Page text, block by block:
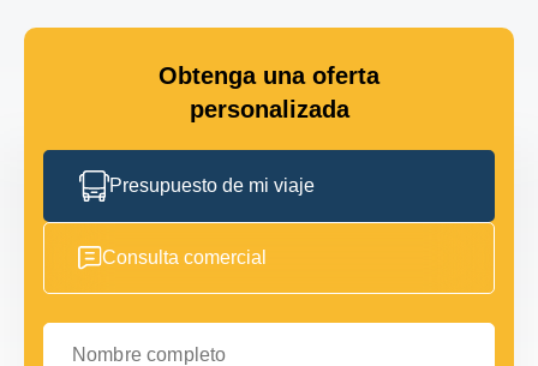
Obtenga una oferta
personalizada
Presupuesto de mi viaje
Consulta comercial
Nombre completo